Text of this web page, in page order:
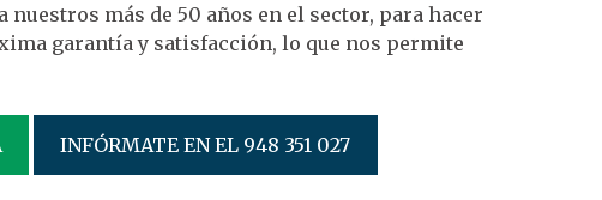
más de 50 años en el sector, para hacer
garantía y satisfacción, lo que nos permite
INFÓRMATE EN EL 948 351 027